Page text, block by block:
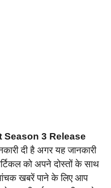
Season 3 Release
दी है अगर यह जानकारी
को अपने दोस्तों के साथ
खबरें पाने के लिए आप